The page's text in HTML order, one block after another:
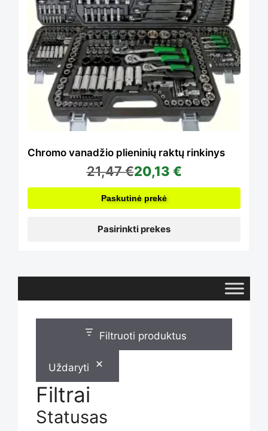
Chromo vanadžio plieninių raktų rinkinys
21,47€20,13 €
Paskutinė prekė
Pasirinkti prekes
has
multiple
variants.
The
options
be
chosen
on
the
Filtruoti produktus
Uždaryti
Filtrai
Statusas